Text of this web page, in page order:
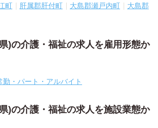
町 肝属郡肝付町 大島郡瀬戸内町
大島郡
)の介護・福祉の求人を雇用形態か
勤・パート・アルバイト
)の介護・福祉の求人を施設業態か